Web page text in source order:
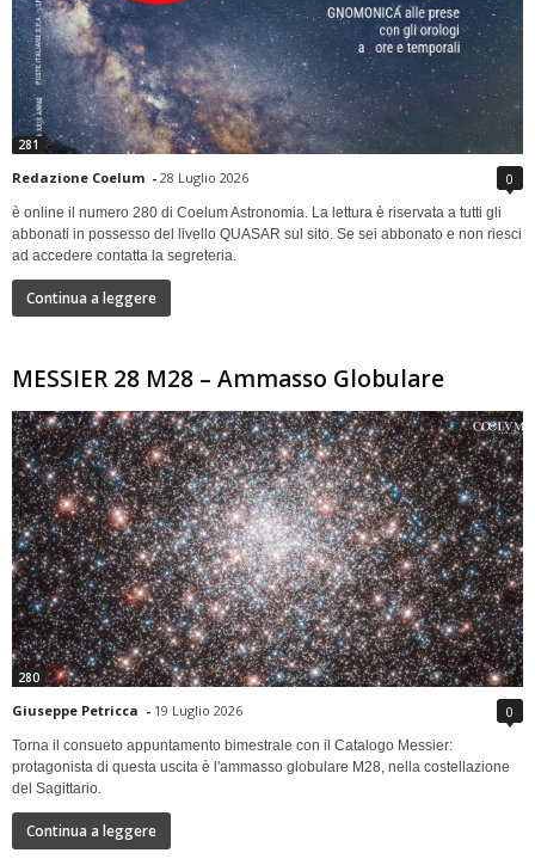
281
Redazione Coelum - 28 Luglio 2026 0
è online il numero 280 di Coelum Astronomia. La lettura è riservata a tutti gli
abbonati in possesso del livello QUASAR sul sito. Se sei abbonato e non riesci
ad accedere contatta la segreteria.
Continua a leggere
MESSIER 28 M28 – Ammasso Globulare
280
Giuseppe Petricca - 19 Luglio 2026 0
Torna il consueto appuntamento bimestrale con il Catalogo Messier:
protagonista di questa uscita è l'ammasso globulare M28, nella costellazione
del Sagittario.
Continua a leggere